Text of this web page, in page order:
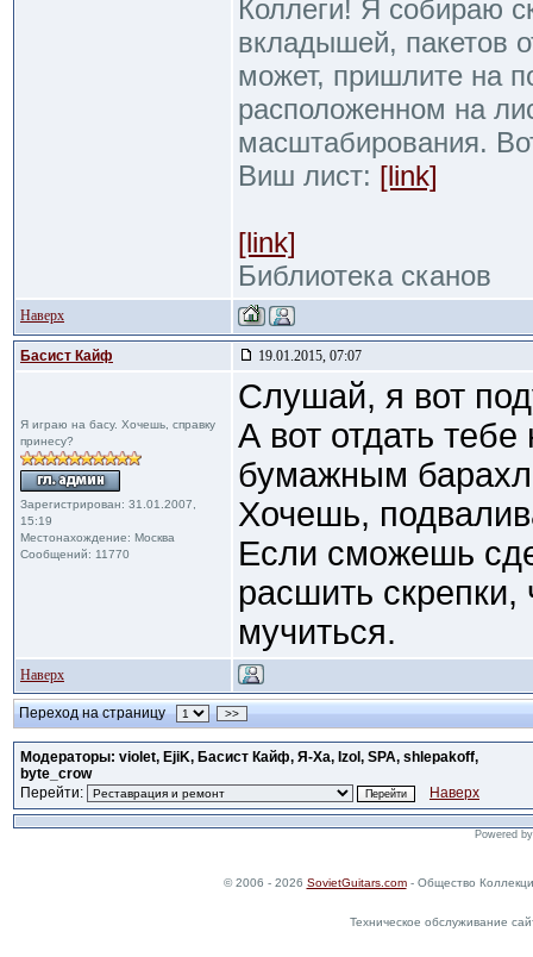
Коллеги! Я собираю
вкладышей, пакетов
может, пришлите на
расположенном на
масштабирования.
Виш лист: [link]
[link]
Библиотека сканов
Наверх
Басист Кайф 19.01.2015, 07:07
Я играю на басу. Хочешь, справку
принесу?
Зарегистрирован: 31.01.2007,
15:19
Местонахождение: Москва
Сообщений: 11770
Слушай, я вот
А вот отдать
бумажным
Хочешь,
Если сможешь
расшить скрепки,
мучиться.
Наверх
Переход на страницу >>
Модераторы: violet, EjiK, Басист Кайф, Я-Ха, Izol, SPA, shlepakoff,
byte_crow
Перейти:
Наверх
Powered
© 2006 - 2026 SovietGuitars.com- Общество
Техническое обслуживание